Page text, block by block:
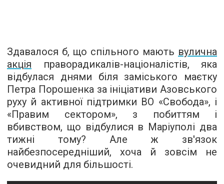
Здавалося б, що спільного мають вулична
акція праворадикалів-націоналістів, яка
відбулася днями біля заміського маєтку
Петра Порошенка за ініціативи Азовського
руху й активної підтримки ВО «Свобода», і
«Правим сектором», з побиттям і
вбивством, що відбулися в Маріуполі два
тижні тому? Але ж зв'язок
найбезпосередніший, хоча й зовсім не
очевидний для більшості.